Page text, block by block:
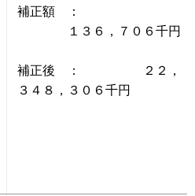
補正額 ：
１３６，７０６千円
補正後 ： ２２，
３４８，３０６千円